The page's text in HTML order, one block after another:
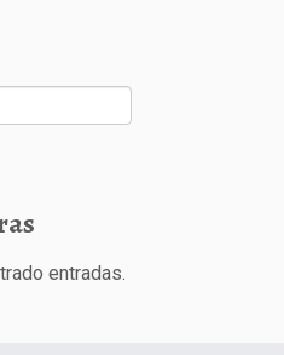
entradas.